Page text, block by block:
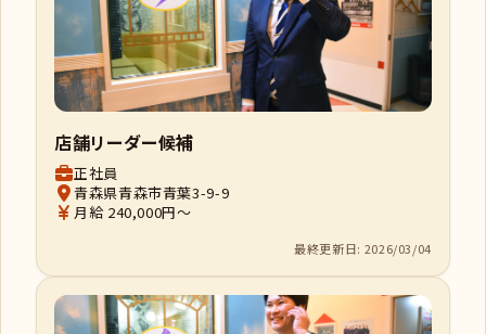
店舗リーダー候補
正社員
青森県青森市青葉3-9-9
月給 240,000円～
最終更新日: 2026/03/04